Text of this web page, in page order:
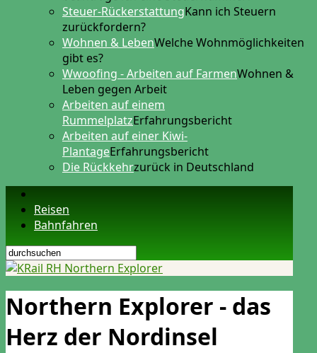
Steuer-RückerstattungKann ich Steuern
zurückfordern?
Wohnen & LebenWelche Wohnmöglichkeiten
gibt es?
Wwoofing - Arbeiten auf FarmenWohnen &
Leben gegen Arbeit
Arbeiten auf einem
RummelplatzErfahrungsbericht
Arbeiten auf einer Kiwi-
PlantageErfahrungsbericht
Die Rückkehrzurück in Deutschland
Reisen
Bahnfahren
Northern Explorer - das
Herz der Nordinsel